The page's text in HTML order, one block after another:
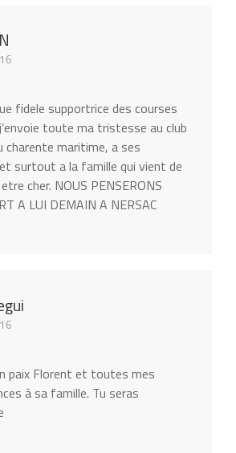
fidele supportrice des courses
toute ma tristesse au club
charente maritime, a ses
surtout a la famille qui vient de
cher. NOUS PENSERONS
A LUI DEMAIN A NERSAC
paix Florent et toutes mes
à sa famille. Tu seras